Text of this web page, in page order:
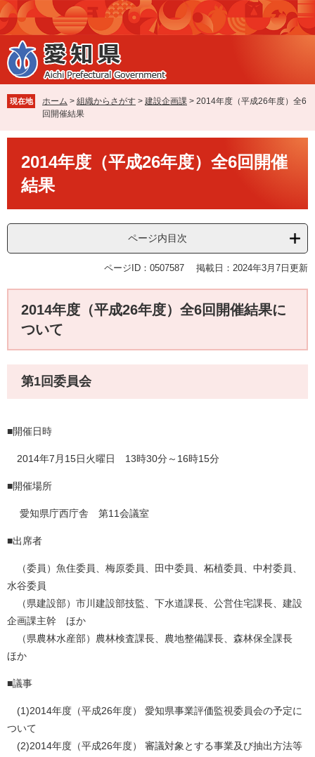
ペ
ー
ジ
の
先
で
す
メ
ニ
ュ
ー
を
ば
し
本
現在地 ホーム > 組織からさがす > 建設企画課 > 2014年度（平成26年度）全6
回開催結果
2014年度（平成26年度）全6回開催
結果
ページ内目次
ページID：0507587 掲載日：2024年3月7日更新
2014年度（平成26年度）全6回開催結果に
ついて
第1回委員会
■開催日時
​2014年7月15日火曜日 13時30分～16時15分
■開催場所
愛知県庁西庁舎 第11会議室
■出席者
（委員）魚住委員、梅原委員、田中委員、柘植委員、中村委員、
水谷委員
（県建設部）市川建設部技監、下水道課長、公営住宅課長、建設
企画課主幹 ほか
（県農林水産部）農林検査課長、農地整備課長、森林保全課長
ほか
■議事
(1)2014年度（平成26年度） 愛知県事業評価監視委員会の予定に
ついて
(2)2014年度（平成26年度） 審議対象とする事業及び抽出方法等